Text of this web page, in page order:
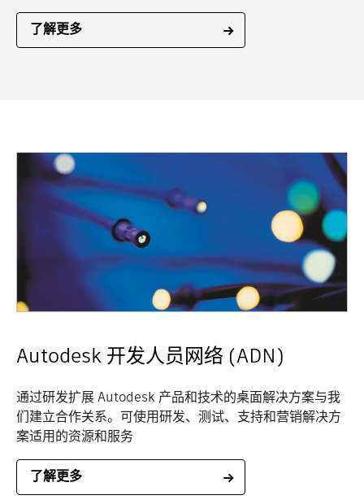
了解更多
Autodesk 开发人员网络 (ADN)
通过研发扩展 Autodesk 产品和技术的桌面解决方案与我
们建立合作关系。可使用研发、测试、支持和营销解决方
案适用的资源和服务
了解更多